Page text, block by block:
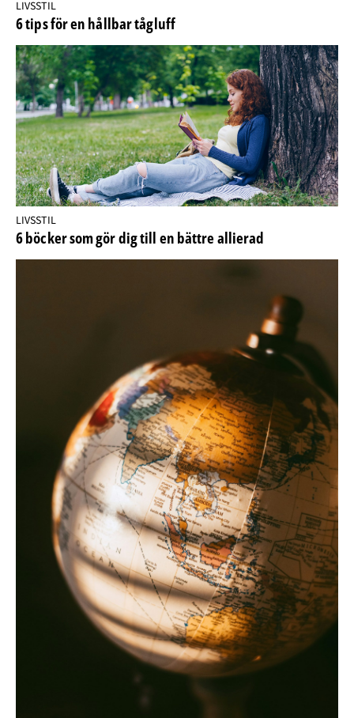
LIVSSTIL
6 tips för en hållbar tågluff
LIVSSTIL
6 böcker som gör dig till en bättre allierad